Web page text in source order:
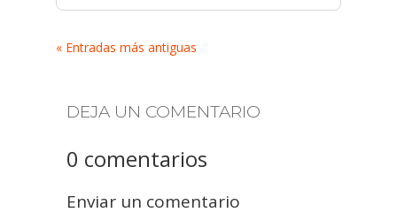
« Entradas más antiguas
DEJA UN COMENTARIO
0 comentarios
Enviar un comentario